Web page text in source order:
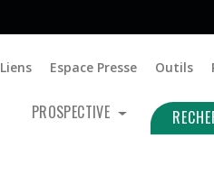
Liens Espace Presse Outils
PROSPECTIVE